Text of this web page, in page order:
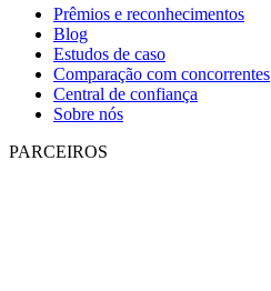
Prêmios e reconhecimentos
Blog
Estudos de caso
Comparação com concorrentes
Central de confiança
Sobre nós
PARCEIROS